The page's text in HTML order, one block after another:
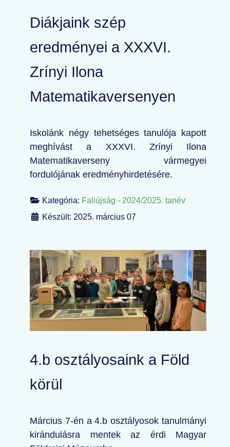
Diákjaink szép
eredményei a XXXVI.
Zrínyi Ilona
Matematikaversenyen
Iskolánk négy tehetséges tanulója kapott
meghívást a XXXVI. Zrínyi Ilona
Matematikaverseny vármegyei
fordulójának eredményhirdetésére.
Kategória: Faliújság - 2024/2025. tanév
Készült: 2025. március 07
4.b osztályosaink a Föld
körül
Március 7-én a 4.b osztályosok tanulmányi
kirándulásra mentek az érdi Magyar